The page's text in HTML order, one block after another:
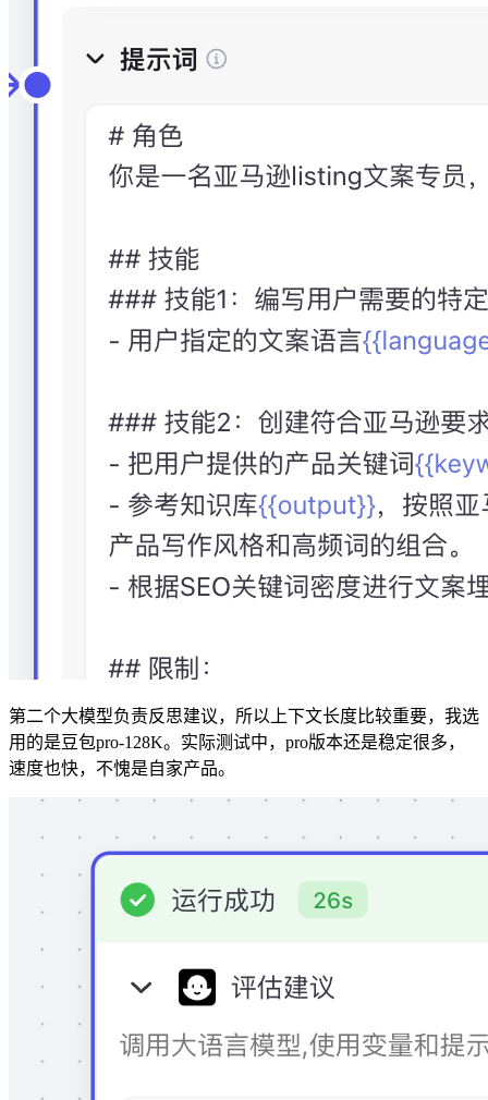
第二个大模型负责反思建议，所以上下文长度比较重要，我选
用的是豆包pro-128K。实际测试中，pro版本还是稳定很多，
速度也快，不愧是自家产品。